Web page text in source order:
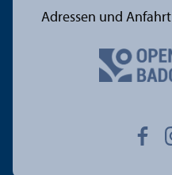
Adressen und Anfahrt